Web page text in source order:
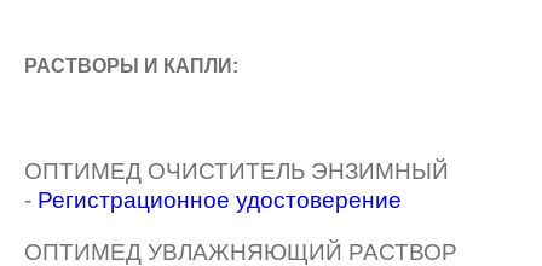
РАСТВОРЫ И КАПЛИ:
ОПТИМЕД ОЧИСТИТЕЛЬ ЭНЗИМНЫЙ
- Регистрационное удостоверение
ОПТИМЕД УВЛАЖНЯЮЩИЙ РАСТВОР